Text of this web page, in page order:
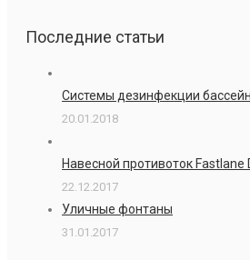
Последние статьи
Системы дезинфекции
20.01.2018
Навесной противоток
22.12.2017
Уличные фонтаны
31.01.2017